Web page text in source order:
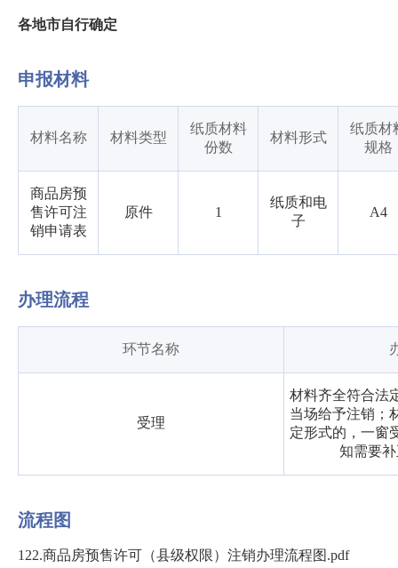
各地市自行确定
申报材料
材料名称 材料类型
纸质材料
份数
材料形式
纸质材
规格
商品房预
售许可注
销申请表
原件 1
纸质和电
子
A4
办理流程
环节名称
受理
材料齐全符合法
当场给予注销；
定形式的，一窗
知需要
流程图
122.商品房预售许可（县级权限）注销办理流程图.pdf